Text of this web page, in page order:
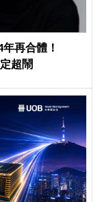
再合體！
超鬧